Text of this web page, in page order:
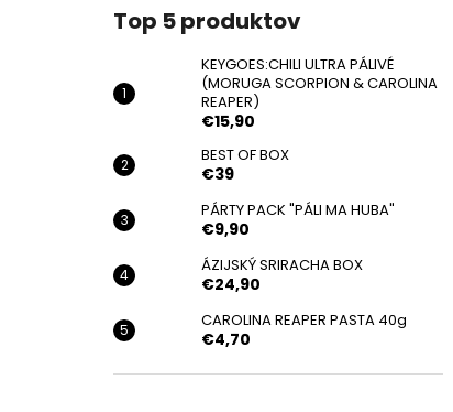
Top 5 produktov
KEYGOES:CHILI ULTRA PÁLIVÉ
(MORUGA SCORPION & CAROLINA
REAPER)
€15,90
BEST OF BOX
€39
PÁRTY PACK "PÁLI MA HUBA"
€9,90
ÁZIJSKÝ SRIRACHA BOX
€24,90
CAROLINA REAPER PASTA 40g
€4,70